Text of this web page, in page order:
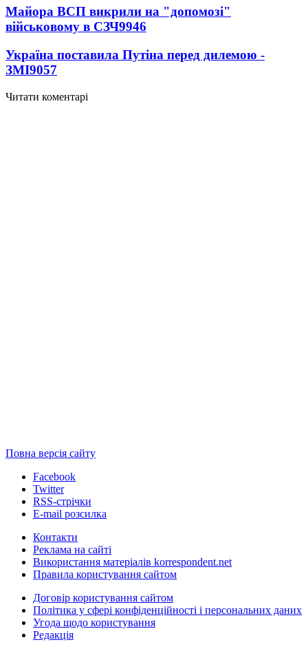
Майора ВСП викрили на "допомозі"
військовому в СЗЧ9946
Україна поставила Путіна перед дилемою -
ЗМІ9057
Читати коментарі
Повна версія сайту
Facebook
Twitter
RSS-стрічки
E-mail розсилка
Контакти
Реклама на сайті
Використання матеріалів korrespondent.net
Правила користування сайтом
Договір користування сайтом
Політика у сфері конфіденційності і персональних даних
Угода щодо користування
Редакція